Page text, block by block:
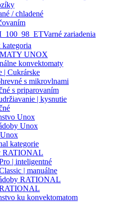
/ chladené
Varné zariadenia
UNOX
konvektomaty
| Cukrárske
s mikrovlnami
s priparovaním
| kysnutie
Unox
Unox
RATIONAL
| inteligentné
| manuálne
RATIONAL
ku konvektomatom